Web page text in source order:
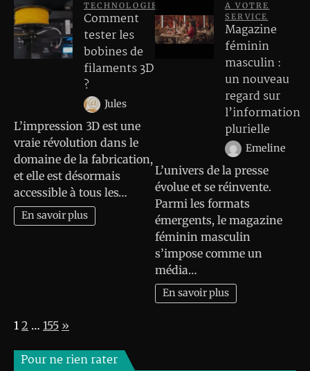
TECHNOLOGIE
Comment
tester les
bobines de
filaments 3D
?
Jules
L’impression 3D est une
vraie révolution dans le
domaine de la fabrication,
et elle est désormais
accessible à tous les…
En savoir plus
A VOTRE
SERVICE
Magazine
féminin
masculin :
un nouveau
regard sur
l’information
plurielle
Emeline
L’univers de la presse
évolue et se réinvente.
Parmi les formats
émergents, le magazine
féminin masculin
s’impose comme un
média…
En savoir plus
Page:
1 2 … 155 Next
»
Pour ne rien rater